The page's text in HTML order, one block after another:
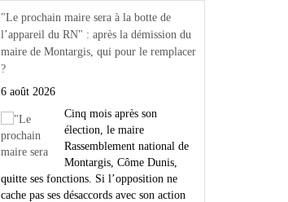
"Le prochain maire sera à la botte de
l’appareil du RN" : après la démission du
maire de Montargis, qui pour le remplacer
?
6 août 2026
Cinq mois après son
élection, le maire
Rassemblement national de
Montargis, Côme Dunis,
quitte ses fonctions. Si l’opposition ne
cache pas ses désaccords avec son action